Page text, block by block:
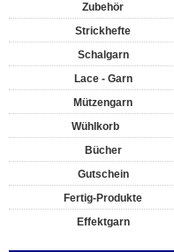
Zubehör
Strickhefte
Schalgarn
Lace - Garn
Mützengarn
Wühlkorb
Bücher
Gutschein
Fertig-Produkte
Effektgarn